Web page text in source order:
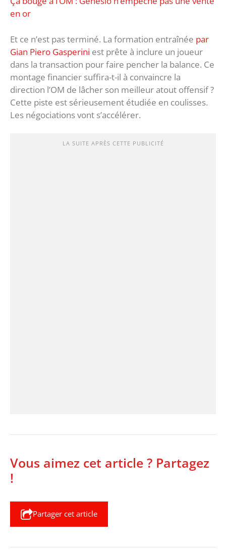
en or
Et ce n’est pas terminé. La formation entraînée par
Gian Piero Gasperini est prête à inclure un joueur
dans la transaction pour faire pencher la balance. Ce
montage financier suffira-t-il à convaincre la
direction l’OM de lâcher son meilleur atout offensif ?
Cette piste est sérieusement étudiée en coulisses.
Les négociations vont s’accélérer.
LA SUITE APRÈS CETTE PUBLICITÉ
Vous aimez cet article ? Partagez
!
Partager cet article